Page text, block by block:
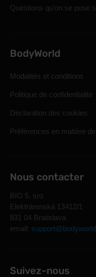
Questions qu'on se pose
BodyWorld
Modalités et conditions
Politique de confidentialité
Déclaration des cookies
Préférences en matière
Nous contacter
BIO 5, sro
Elektrárenská 13412/1
831 04 Bratislava
email:
Suivez-nous